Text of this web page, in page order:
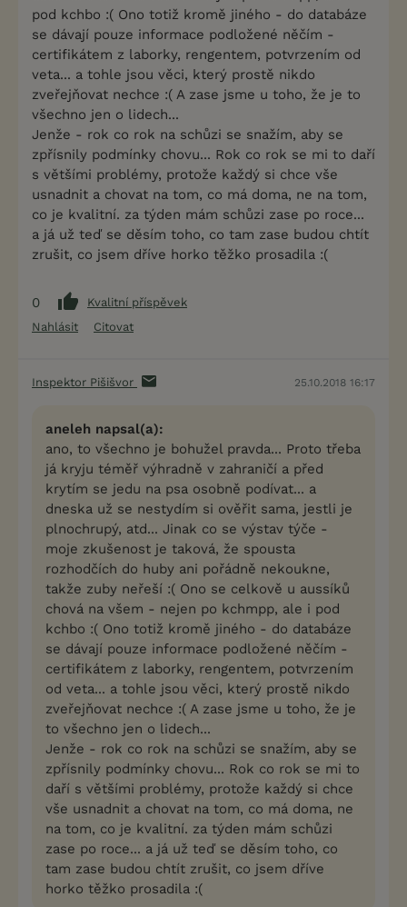
pod kchbo :( Ono totiž kromě jiného - do databáze
se dávají pouze informace podložené něčím -
certifikátem z laborky, rengentem, potvrzením od
veta... a tohle jsou věci, který prostě nikdo
zveřejňovat nechce :( A zase jsme u toho, že je to
všechno jen o lidech...
Jenže - rok co rok na schůzi se snažím, aby se
zpřísnily podmínky chovu... Rok co rok se mi to daří
s většími problémy, protože každý si chce vše
usnadnit a chovat na tom, co má doma, ne na tom,
co je kvalitní. za týden mám schůzi zase po roce...
a já už teď se děsím toho, co tam zase budou chtít
zrušit, co jsem dříve horko těžko prosadila :(
0
Kvalitní příspěvek
Nahlásit
Citovat
Inspektor Pišišvor 25.10.2018 16:17
aneleh napsal(a):
ano, to všechno je bohužel pravda... Proto třeba
já kryju téměř výhradně v zahraničí a před
krytím se jedu na psa osobně podívat... a
dneska už se nestydím si ověřit sama, jestli je
plnochrupý, atd... Jinak co se výstav týče -
moje zkušenost je taková, že spousta
rozhodčích do huby ani pořádně nekoukne,
takže zuby neřeší :( Ono se celkově u aussíků
chová na všem - nejen po kchmpp, ale i pod
kchbo :( Ono totiž kromě jiného - do databáze
se dávají pouze informace podložené něčím -
certifikátem z laborky, rengentem, potvrzením
od veta... a tohle jsou věci, který prostě nikdo
zveřejňovat nechce :( A zase jsme u toho, že je
to všechno jen o lidech...
Jenže - rok co rok na schůzi se snažím, aby se
zpřísnily podmínky chovu... Rok co rok se mi to
daří s většími problémy, protože každý si chce
vše usnadnit a chovat na tom, co má doma, ne
na tom, co je kvalitní. za týden mám schůzi
zase po roce... a já už teď se děsím toho, co
tam zase budou chtít zrušit, co jsem dříve
horko těžko prosadila :(